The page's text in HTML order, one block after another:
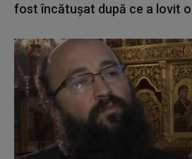
fost încătușat după ce a lovit o